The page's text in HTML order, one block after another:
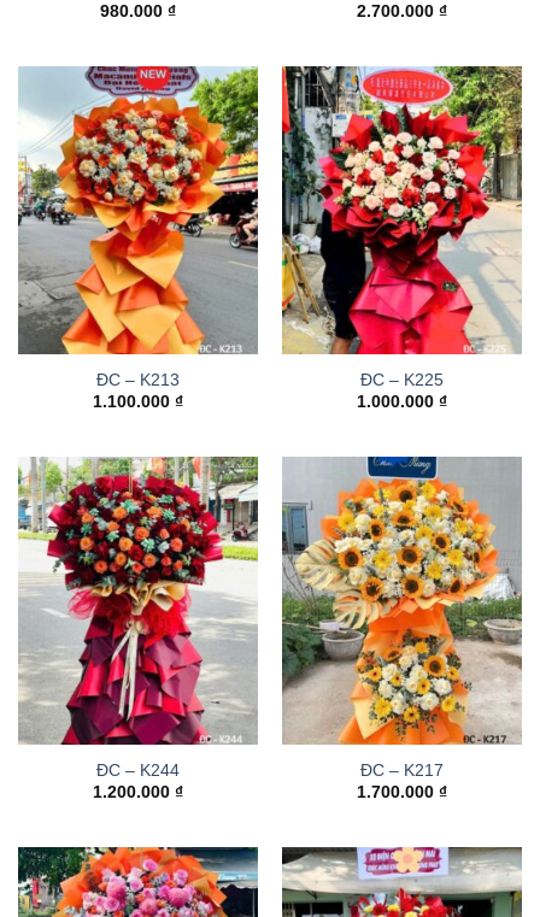
980.000 ₫
2.700.000 ₫
ĐC – K213
1.100.000 ₫
ĐC – K225
1.000.000 ₫
ĐC – K244
1.200.000 ₫
ĐC – K217
1.700.000 ₫